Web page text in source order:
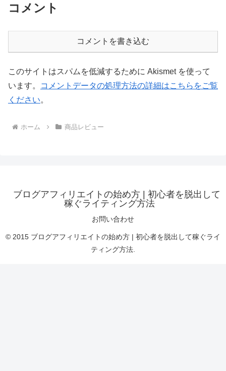
コメント
コメントを書き込む
このサイトはスパムを低減するために Akismet を使って
います。
コメントデータの処理方法の詳細はこちらをご覧
ください。
ホーム 商品レビュー
ブログアフィリエイトの始め方 | 初心者を脱出して
稼ぐライティング方法
お問い合わせ
© 2015 ブログアフィリエイトの始め方 | 初心者を脱出して稼ぐライ
ティング方法.